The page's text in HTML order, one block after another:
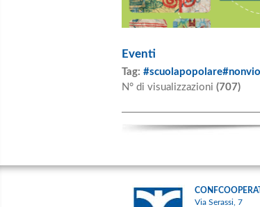
Eventi
Tag:
N° di visualizzazioni (707)
Via Serassi, 7